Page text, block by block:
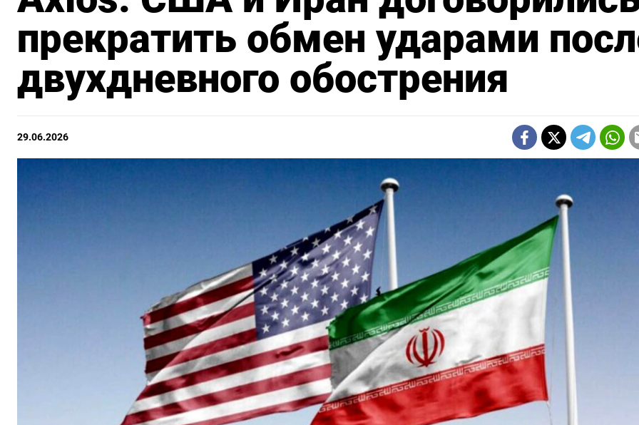
прекратить обмен ударами
двухдневного обострения
29.06.2026